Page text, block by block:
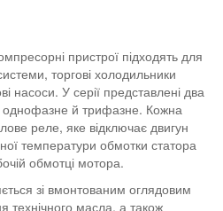
пристрої підходять для
торгові холодильники
насоси. У серії представлені два
однофазне й трифазне. Кожна
реле, яке відключає двигун
температури обмотки статора
обмотці мотора.
зі вмонтованим оглядовим
технічного масла, а також